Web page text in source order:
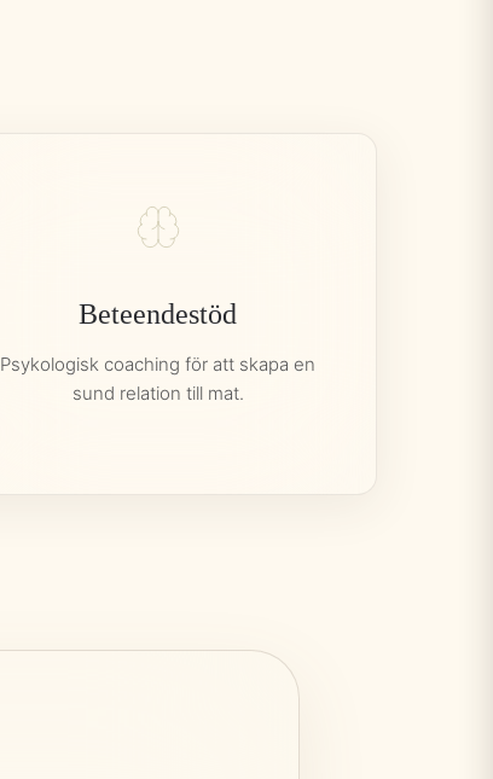
Beteendestöd
Psykologisk coaching för att skapa en
sund relation till mat.